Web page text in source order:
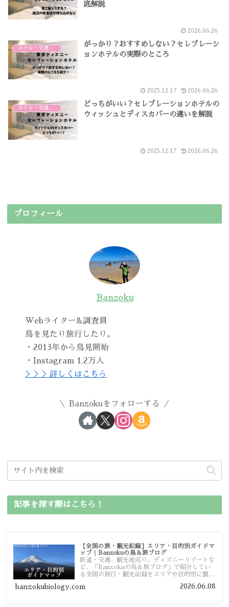
底解説
2026.06.26
がっかり？おすすめしない？セレブレーシ
ョンホテルの実際のところ
2025.12.17 2026.06.26
ホテル・交通・その他
どっちがいい？セレブレーションホテルの
ウィッシュとディスカバーの違いを解説
2025.12.17 2026.06.26
プロフィール
Banzoku
Webライター&調査員
鳥を見たり旅行したり。
・2013年から鳥見開始
・Instagram 1.2万人
＞＞＞詳しくはこちら
Banzokuをフォローする
記事を探す際はこちら！
【全国の旅・観光記録】エリア・目的別ガイドマ
ップ｜Banzokuの鳥＆旅ブログ
鉄道・交通、観光地巡り、ディズニーリゾートな
ど、「Banzokuの鳥＆旅ブログ」で紹介してい
る全国の旅行・観光記録をエリアや目的別に整理
ガイドマップからスムーズに見つけていただけま
banzokubiology.com 2026.06.08